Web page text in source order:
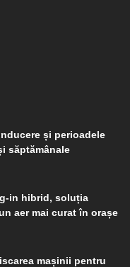
și perioadele
săptămânale
in hibrid, soluția
aer mai curat în orașe
mașinii pentru